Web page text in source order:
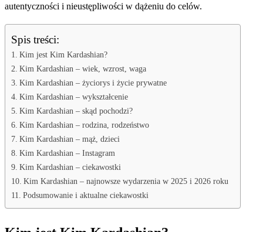
autentyczności i nieustępliwości w dążeniu do celów.
Spis treści:
Kim jest Kim Kardashian?
Kim Kardashian – wiek, wzrost, waga
Kim Kardashian – życiorys i życie prywatne
Kim Kardashian – wykształcenie
Kim Kardashian – skąd pochodzi?
Kim Kardashian – rodzina, rodzeństwo
Kim Kardashian – mąż, dzieci
Kim Kardashian – Instagram
Kim Kardashian – ciekawostki
Kim Kardashian – najnowsze wydarzenia w 2025 i 2026 roku
Podsumowanie i aktualne ciekawostki